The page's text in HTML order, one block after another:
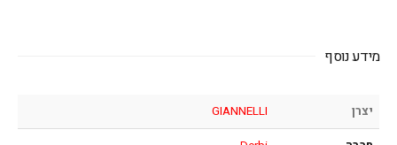
מידע נוסף
יצרן
GIANNELLI